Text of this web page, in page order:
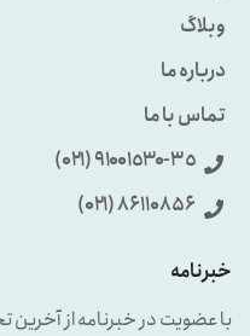
وبلاگ
درباره ما
تماس با ما
٩۱۰۰۱٥۳۰-۳٥ (۰۲۱)
86110856 (۰۲۱)
خبرنامه
با عضویت در خبرنامه از